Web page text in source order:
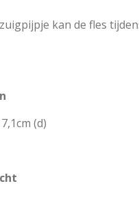
kan de fles
(d)